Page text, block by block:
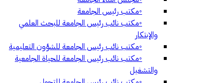
◦مكتب رئيس الجامعة
◦مكتب نائب رئيس الجامعة للبحث العلمي
والإبتكار
◦مكتب نائب رئيس الجامعة للشؤون التعليمية
◦مكتب نائب رئيس الجامعة للحياة الجامعية
والتشغيل